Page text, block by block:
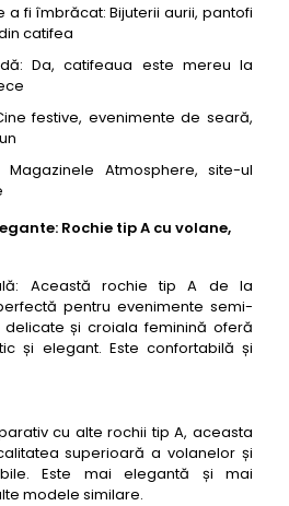
a fi îmbrăcat: Bijuterii aurii, pantofi
catifea
Da, catifeaua este mereu la
festive, evenimente de seară,
Atmosphere, site-ul
Rochie tip A cu volane,
Această rochie tip A de la
pentru evenimente semi-
și croiala feminină oferă
și elegant. Este confortabilă și
cu alte rochii tip A, aceasta
superioară a volanelor și
Este mai elegantă și mai
modele similare.